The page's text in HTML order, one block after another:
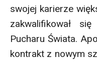
swojej karierze
zakwalifikował
Pucharu Świata.
kontrakt z nowym